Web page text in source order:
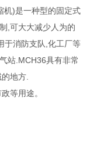
机)是一种型的固定式
,可大大减少人为的
于消防支队,化工厂等
站.MCH36具有非常
地方.
等用途。